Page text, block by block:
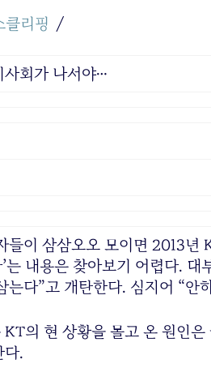
클리핑
사회가 나서야…
이 삼삼오오 모이면 2013년
는 내용은 찾아보기 어렵다.
다”고 개탄한다. 심지어 “안
의 현 상황을 몰고 온 원인
다.